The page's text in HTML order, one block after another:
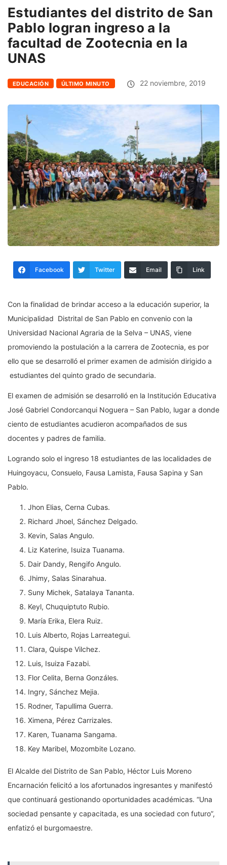
Estudiantes del distrito de San
Pablo logran ingreso a la
facultad de Zootecnia en la
UNAS
EDUCACIÓN ÚLTIMO MINUTO 22 noviembre, 2019
Facebook Twitter Email Link
Con la finalidad de brindar acceso a la educación superior, la
Municipalidad Distrital de San Pablo en convenio con la
Universidad Nacional Agraria de la Selva – UNAS, viene
promoviendo la postulación a la carrera de Zootecnia, es por
ello que se desarrolló el primer examen de admisión dirigido a
estudiantes del quinto grado de secundaria.
El examen de admisión se desarrolló en la Institución Educativa
José Gabriel Condorcanqui Noguera – San Pablo, lugar a donde
ciento de estudiantes acudieron acompañados de sus
docentes y padres de familia.
Logrando solo el ingreso 18 estudiantes de las localidades de
Huingoyacu, Consuelo, Fausa Lamista, Fausa Sapina y San
Pablo.
Jhon Elias, Cerna Cubas.
Richard Jhoel, Sánchez Delgado.
Kevin, Salas Angulo.
Liz Katerine, Isuiza Tuanama.
Dair Dandy, Rengifo Angulo.
Jhimy, Salas Sinarahua.
Suny Michek, Satalaya Tananta.
Keyl, Chuquiptuto Rubio.
María Erika, Elera Ruiz.
Luis Alberto, Rojas Larreategui.
Clara, Quispe Vilchez.
Luis, Isuiza Fazabi.
Flor Celita, Berna Gonzáles.
Ingry, Sánchez Mejia.
Rodner, Tapullima Guerra.
Ximena, Pérez Carrizales.
Karen, Tuanama Sangama.
Key Maribel, Mozombite Lozano.
El Alcalde del Distrito de San Pablo, Héctor Luis Moreno
Encarnación felicitó a los afortunados ingresantes y manifestó
que continuará gestionando oportunidades académicas. “Una
sociedad pensante y capacitada, es una sociedad con futuro”,
enfatizó el burgomaestre.